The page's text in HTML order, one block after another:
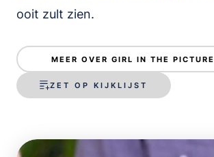
ooit zult zien.
MEER OVER GIRL IN THE PICTURE
ZET OP KIJKLIJST